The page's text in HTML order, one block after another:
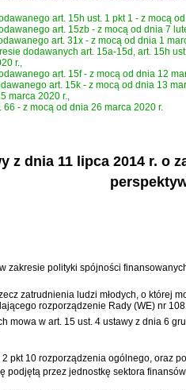
art. 15h ust. 1 pkt 1 - z mocą
art. 15zb - z mocą od dnia 7
art. 31x - z mocą od dnia 1
dodawanych art. 15a-15d, art. 15h
r.,
art. 15f - z mocą od dnia 12
art. 15k - z mocą od dnia 13
marca 2020 r.,
66 - z mocą od dnia 26 marca 2020 r.
dnia 11 lipca 2014 r. o
zakresie polityki spójności
zatrudnienia ludzi młodych, o której
rozporządzenie Rady (WE) nr
mowa w art. 15 ust. 4 ustawy z dnia 6
pkt 10 rozporządzenia ogólnego, oraz
podjętą przez jednostkę sektora